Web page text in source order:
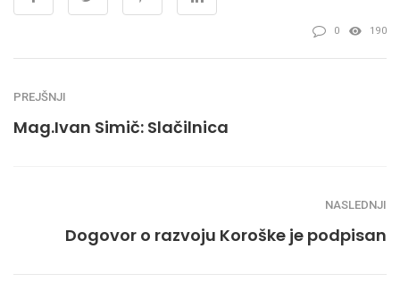
0 190
PREJŠNJI
Mag.Ivan Simič: Slačilnica
NASLEDNJI
Dogovor o razvoju Koroške je podpisan